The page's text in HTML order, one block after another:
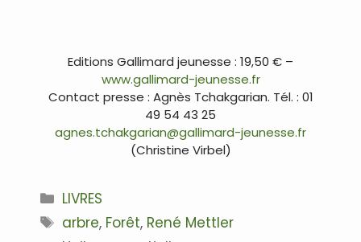
Editions Gallimard jeunesse : 19,50 € –
www.gallimard-jeunesse.fr
Contact presse : Agnès Tchakgarian. Tél. : 01
49 54 43 25
agnes.tchakgarian@gallimard-jeunesse.fr
(Christine Virbel)
Catégories
LIVRES
Étiquettes
arbre, Forêt, René Mettler